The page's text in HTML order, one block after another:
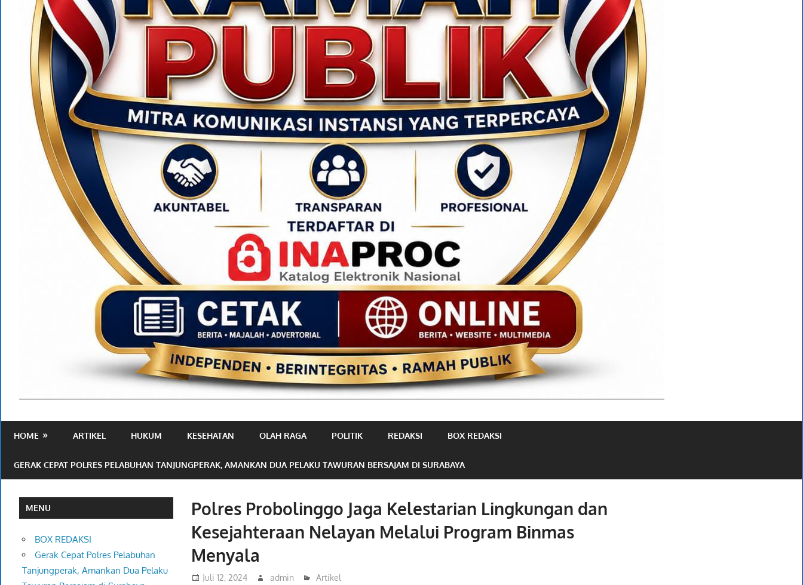
Publik
HOME ARTIKEL HUKUM KESEHATAN OLAH RAGA POLITIK REDAKSI BOX REDAKSI
GERAK CEPAT POLRES PELABUHAN TANJUNGPERAK, AMANKAN DUA PELAKU TAWURAN BERSAJAM DI SURABAYA
Polres Probolinggo Jaga Kelestarian Lingkungan dan
Kesejahteraan Nelayan Melalui Program Binmas
Menyala
Juli 12, 2024 admin Artikel
MENU
BOX REDAKSI
Gerak Cepat Polres Pelabuhan
Tanjungperak, Amankan Dua Pelaku